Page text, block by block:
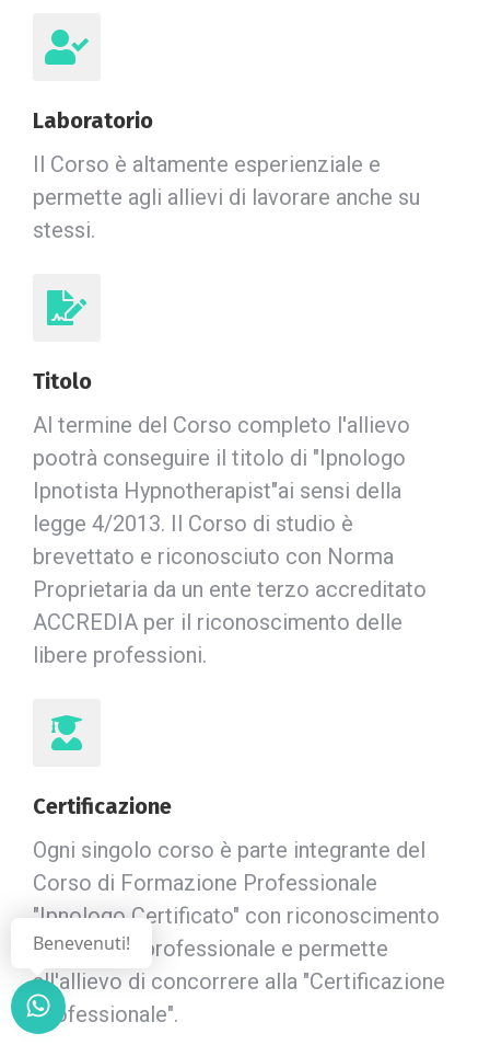
Laboratorio
Il Corso è altamente esperienziale e
permette agli allievi di lavorare anche su
stessi.
Titolo
Al termine del Corso completo l'allievo
pootrà conseguire il titolo di "Ipnologo
Ipnotista Hypnotherapist"ai sensi della
legge 4/2013. Il Corso di studio è
brevettato e riconosciuto con Norma
Proprietaria da un ente terzo accreditato
ACCREDIA per il riconoscimento delle
libere professioni.
Certificazione
Ogni singolo corso è parte integrante del
Corso di Formazione Professionale
"Ipnologo Certificato" con riconoscimento
della figura professionale e permette
all'allievo di concorrere alla "Certificazione
Professionale".
Benevenuti!